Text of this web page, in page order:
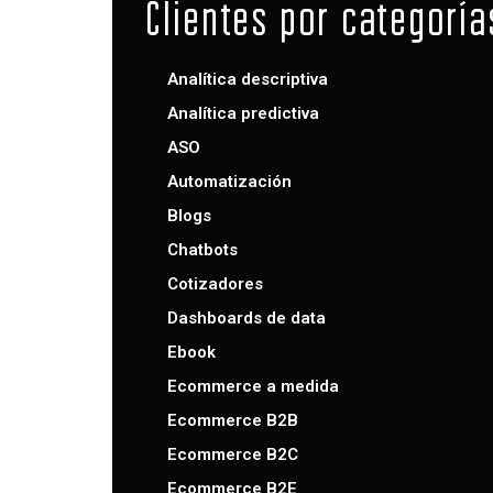
Clientes por
Analítica descriptiva
Analítica predictiva
ASO
Automatización
Blogs
Chatbots
Cotizadores
Dashboards de data
Ebook
Ecommerce a medida
Ecommerce B2B
Ecommerce B2C
Ecommerce B2E